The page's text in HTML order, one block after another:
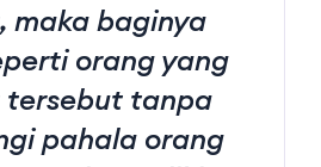
maka baginya
orang yang
tersebut tanpa
pahala orang